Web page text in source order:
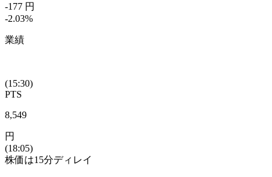
-177 円
-2.03%
業績
(15:30)
PTS
8,549
円
(18:05)
株価は15分ディレイ